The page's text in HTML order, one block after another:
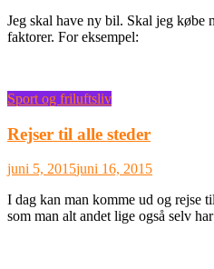
Jeg skal have ny bil. Skal jeg købe
faktorer. For eksempel:
Sport og friluftsliv
Rejser til alle steder
juni 5, 2015juni 16, 2015
I dag kan man komme ud og rejse
som man alt andet lige også selv har